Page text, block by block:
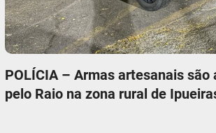
POLÍCIA – Armas artesanais são
pelo Raio na zona rural de